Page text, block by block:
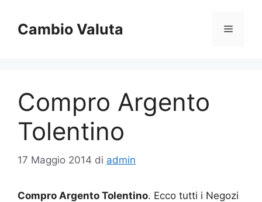
contenuto
Cambio Valuta Menu
Compro Argento
Tolentino
17 Maggio 2014 di admin
Compro Argento Tolentino. Ecco tutti i Negozi